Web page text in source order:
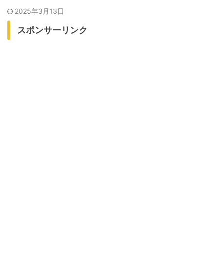
2025年3月13日
スポンサーリンク